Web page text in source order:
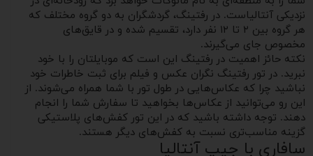
نزدیکی آنتالیاست. در رفتینگ، گردشگران به دو گروه مختلف که
هر گروه بین ۲ تا ۱۲ نفر دارد، تقسیم شده و در قایق‌های
مخصوص جای می‌گیرند.
نکته حائز اهمیت در رفتینگ این است که موبایلتان را با خود
نبرید. در تور رفتینگ نگران عکس و فیلم برای ثبت خاطرات خود
نباشید چرا که عکاس‌هایی در طول تور با شما همراه می‌شوند. از
این رو می‌توانید از عکاس‌ها بخواهید تا سفارش شما را انجام
دهند. توجه داشته باشید که در این تور کفش‌های پلاستیکی
گزینه مناسب‌تری نسبت به کفش‌های دیگر هستند.
سافاری با جیپ آنتالیا